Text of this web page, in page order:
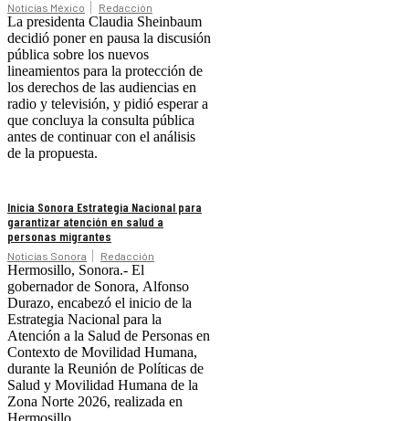
Noticias México Redacción
La presidenta Claudia Sheinbaum
decidió poner en pausa la discusión
pública sobre los nuevos
lineamientos para la protección de
los derechos de las audiencias en
radio y televisión, y pidió esperar a
que concluya la consulta pública
antes de continuar con el análisis
de la propuesta.
Inicia Sonora Estrategia Nacional para
garantizar atención en salud a
personas migrantes
Noticias Sonora Redacción
Hermosillo, Sonora.- El
gobernador de Sonora, Alfonso
Durazo, encabezó el inicio de la
Estrategia Nacional para la
Atención a la Salud de Personas en
Contexto de Movilidad Humana,
durante la Reunión de Políticas de
Salud y Movilidad Humana de la
Zona Norte 2026, realizada en
Hermosillo.